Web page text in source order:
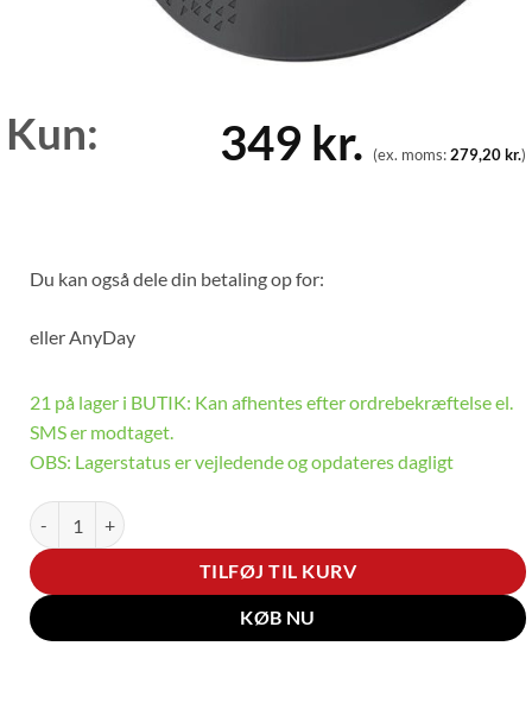
Kun: 349 kr. (ex. moms:279,20kr.)
Du kan også dele din betaling op for:
ellerAnyDay
21 på lager i BUTIK: Kan afhentes efter ordrebekræftelse el.
SMS er modtaget.
OBS: Lagerstatus er vejledende og opdateres dagligt
M330 Silent Plus Wireless Mouse, Black antal
TILFØJ TIL KURV
KØB NU